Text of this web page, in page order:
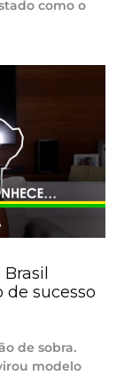
como o
de sucesso
de sobra.
modelo